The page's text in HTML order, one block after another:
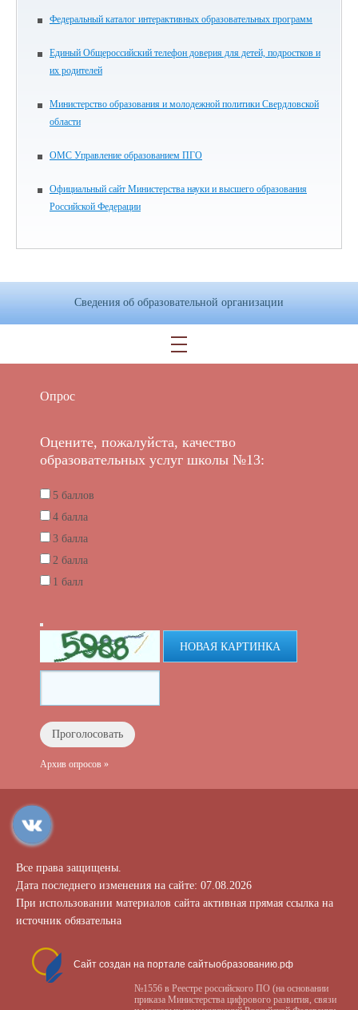
Федеральный каталог интерактивных образовательных программ
Единый Общероссийский телефон доверия для детей, подростков и
их родителей
Министерство образования и молодежной политики Свердловской
области
ОМС Управление образованием ПГО
Официальный сайт Министерства науки и высшего образования
Российской Федерации
Сведения об образовательной организации
Опрос
Оцените, пожалуйста, качество
образовательных услуг школы №13:
5 баллов
4 балла
3 балла
2 балла
1 балл
НОВАЯ КАРТИНКА
Архив опросов »
Все права защищены.
Дата последнего изменения на сайте: 07.08.2026
При использовании материалов сайта активная прямая ссылка на
источник обязательна
Сайт создан на портале сайтыобразованию.рф
№1556 в Реестре российского ПО (на основании
приказа Министерства цифрового развития, связи